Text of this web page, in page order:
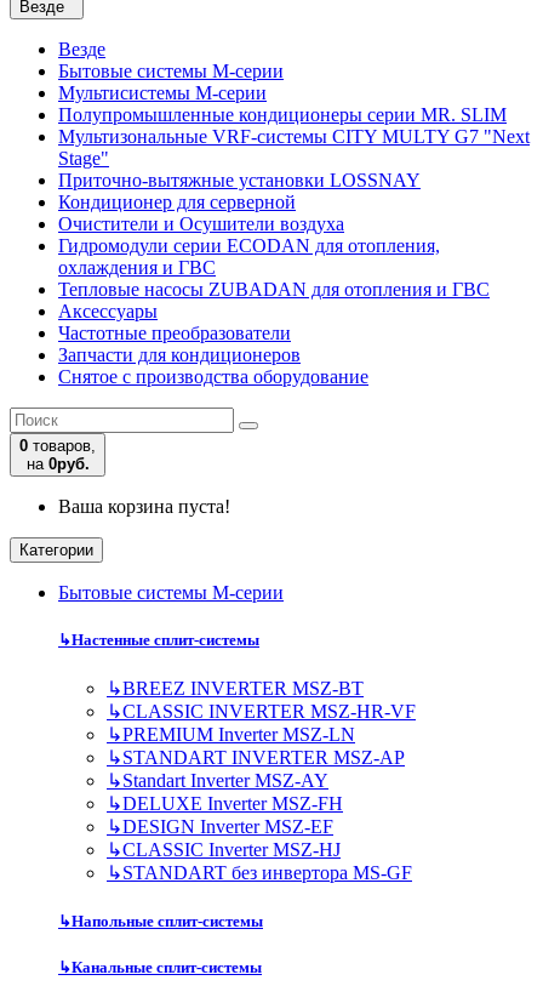
Везде
Везде
Бытовые системы M-серии
Мультисистемы M-серии
Полупромышленные кондиционеры серии MR. SLIM
Мультизональные VRF-системы CITY MULTY G7 "Next
Stage"
Приточно-вытяжные установки LOSSNAY
Кондиционер для серверной
Очистители и Осушители воздуха
Гидромодули серии ECODAN для отопления,
охлаждения и ГВС
Тепловые насосы ZUBADAN для отопления и ГВС
Аксесcуары
Частотные преобразователи
Запчасти для кондиционеров
Снятое с производства оборудование
0 товаров,
на 0руб.
Ваша корзина пуста!
Категории
Бытовые системы M-серии
↳Настенные сплит-системы
↳BREEZ INVERTER MSZ-BT
↳CLASSIC INVERTER MSZ-HR-VF
↳PREMIUM Inverter MSZ-LN
↳STANDART INVERTER MSZ-AP
↳Standart Inverter MSZ-AY
↳DELUXE Inverter MSZ-FH
↳DESIGN Inverter MSZ-EF
↳CLASSIC Inverter MSZ-HJ
↳STANDART без инвертора MS-GF
↳Напольные сплит-системы
↳Канальные сплит-системы